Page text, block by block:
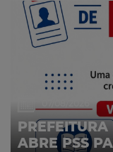
ABRE PSS